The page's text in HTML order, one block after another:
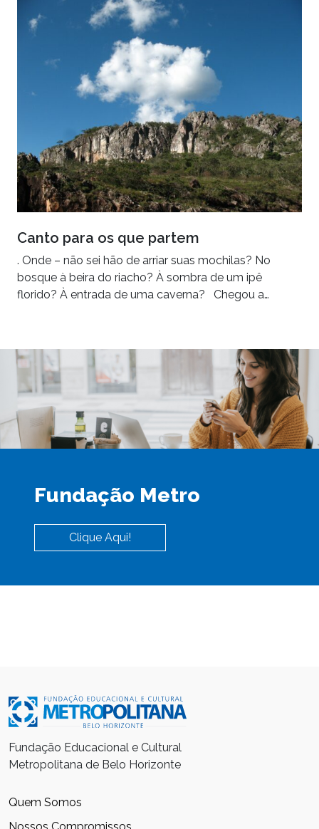
Canto para os que partem
. Onde – não sei hão de arriar suas mochilas? No
bosque à beira do riacho? À sombra de um ipê
florido? À entrada de uma caverna? Chegou a…
Fundação Metro
Clique Aqui!
Fundação Educacional e Cultural
Metropolitana de Belo Horizonte
Quem Somos